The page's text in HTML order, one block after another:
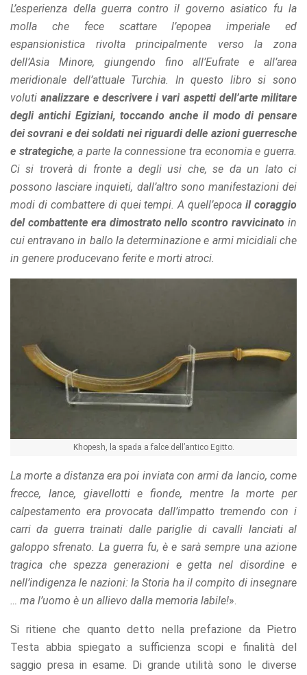
L’esperienza della guerra contro il governo asiatico fu la
molla che fece scattare l’epopea imperiale ed
espansionistica rivolta principalmente verso la zona
dell’Asia Minore, giungendo fino all’Eufrate e all’area
meridionale dell’attuale Turchia. In questo libro si sono
volutianalizzare e descrivere i vari aspetti dell’arte militare
degli antichi Egiziani, toccando anche il modo di pensare
dei sovrani e dei soldati nei riguardi delle azioni guerresche
e strategiche, a parte la connessione tra economia e guerra.
Ci si troverà di fronte a degli usi che, se da un lato ci
possono lasciare inquieti, dall’altro sono manifestazioni dei
modi di combattere di quei tempi. A quell’epocail coraggio
del combattente era dimostrato nello scontro ravvicinato in
cui entravano in ballo la determinazione e armi micidiali che
in genere producevano ferite e morti atroci.
Khopesh, la spada a falce dell’antico Egitto.
La morte a distanza era poi inviata con armi da lancio, come
frecce, lance, giavellotti e fionde, mentre la morte per
calpestamento era provocata dall’impatto tremendo con i
carri da guerra trainati dalle pariglie di cavalli lanciati al
galoppo sfrenato. La guerra fu, è e sarà sempre una azione
tragica che spezza generazioni e getta nel disordine e
nell’indigenza le nazioni: la Storia ha il compito di insegnare
… ma l’uomo è un allievo dalla memoria labile!».
Si ritiene che quanto detto nella prefazione da Pietro
Testa abbia spiegato a sufficienza scopi e finalità del
saggio presa in esame. Di grande utilità sono le diverse
content and
offers.